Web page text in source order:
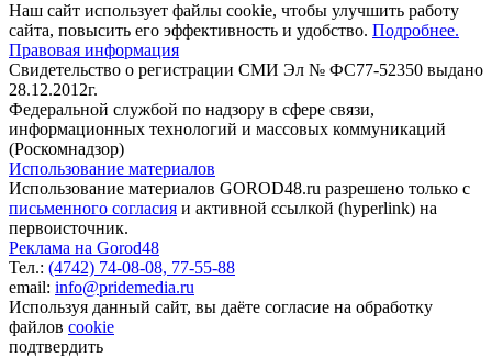
Наш сайт использует файлы cookie, чтобы улучшить работу
сайта, повысить его эффективность и удобство. Подробнее.
Правовая информация
Свидетельство о регистрации СМИ Эл № ФС77-52350 выдано
28.12.2012г.
Федеральной службой по надзору в сфере связи,
информационных технологий и массовых коммуникаций
(Роскомнадзор)
Использование материалов
Использование материалов GOROD48.ru разрешено только с
письменного согласия и активной ссылкой (hyperlink) на
первоисточник.
Реклама на Gorod48
Тел.: (4742) 74-08-08, 77-55-88
email: info@pridemedia.ru
Используя данный сайт, вы даёте согласие на обработку
файлов cookie
подтвердить